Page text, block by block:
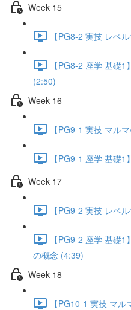
Week 15
【PG8-2 実技 レベ
【PG8-2 座学 基礎
(2:50)
Week 16
【PG9-1 実技 マル
【PG9-1 座学 基礎
Week 17
【PG9-2 実技 レベ
【PG9-2 座学 基礎
の概念 (4:39)
Week 18
【PG10-1 実技 マ